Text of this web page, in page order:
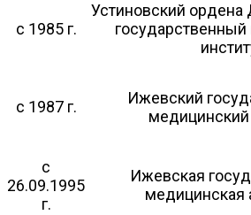
с 1985 г.
Устиновский
с 1987 г.
Ижевский
медицинский
с
26.09.1995
г.
Ижевская
медицинская